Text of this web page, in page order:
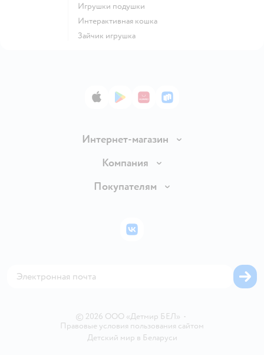
Игрушки подушки
Интерактивная кошка
Зайчик игрушка
App StoreGoogle Play
AppGallery
RuStore
Интернет-магазин
Доставка и оплата
Правила продажи
Политика использования файлов cookie
Компания
Вакансии
Покупателям
Бонусные карты
© 2026 ООО «Детмир БЕЛ» •
Правовые условия пользования сайтом
Детский мир в Беларуси
ВКонтакте